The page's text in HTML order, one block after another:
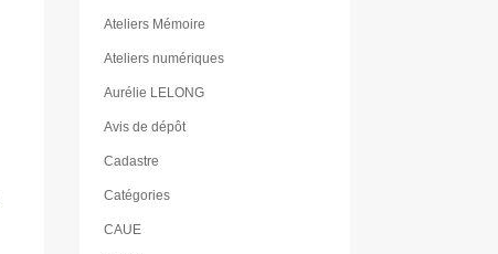
Ateliers Mémoire
Ateliers numériques
Aurélie LELONG
Avis de dépôt
Cadastre
Catégories
CAUE